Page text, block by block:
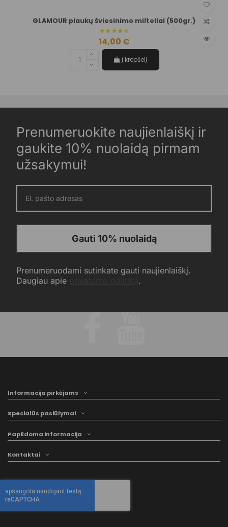
GLAMOUR plaukų šviesinimo milteliai (500gr.)
14,00 €
Į krepšelį
Prenumeruokite naujienlaiškį ir
gaukite 10% nuolaidą pirmam
užsakymui!
Gauti 10% nuolaidą
Prenumeruodami sutinkate gauti naujienlaiškį.
Daugiau apie
.
Informacija pirkėjams
Specialūs pasiūlymai
Papildoma informacija
Kontaktai